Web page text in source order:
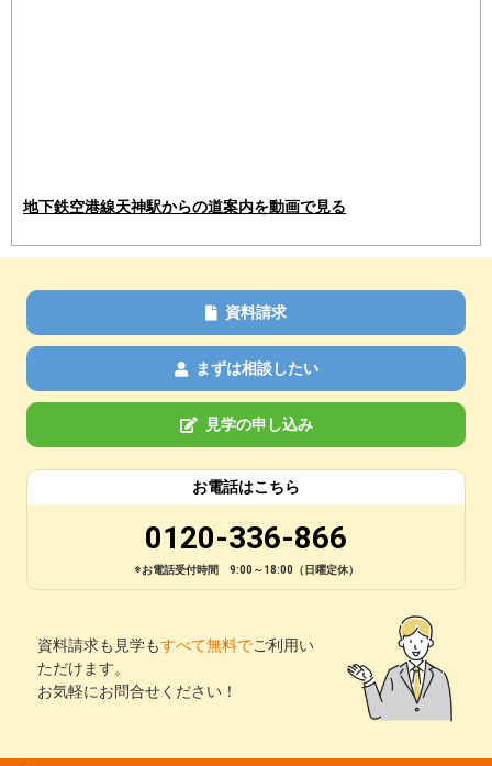
地下鉄空港線天神駅からの道案内を動画で見る
資料請求
まずは相談したい
見学の申し込み
お電話はこちら
0120-336-866
※お電話受付時間 9:00～18:00（日曜定休）
資料請求も見学もすべて無料でご利用い
ただけます。
お気軽にお問合せください！